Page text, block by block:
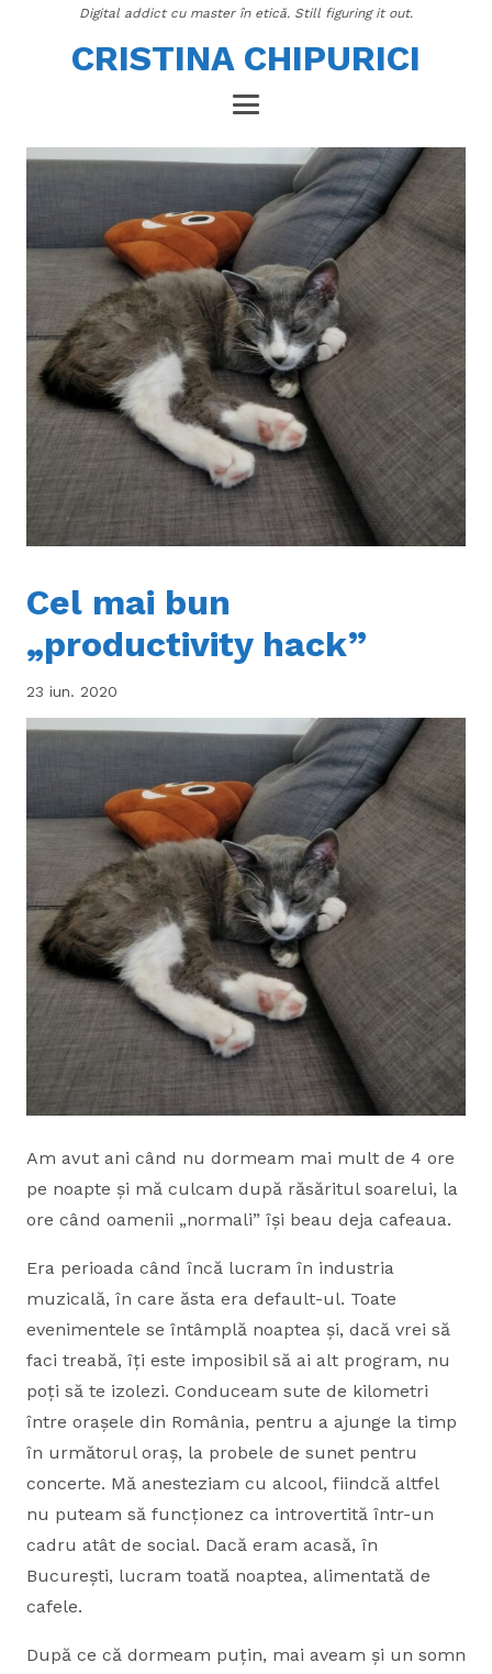
Digital addict cu master în etică. Still figuring it out.
CRISTINA CHIPURICI
Cel mai bun
„productivity hack”
23 iun. 2020
Am avut ani când nu dormeam mai mult de 4 ore
pe noapte și mă culcam după răsăritul soarelui, la
ore când oamenii „normali” își beau deja cafeaua.
Era perioada când încă lucram în industria
muzicală, în care ăsta era default-ul. Toate
evenimentele se întâmplă noaptea și, dacă vrei să
faci treabă, îți este imposibil să ai alt program, nu
poți să te izolezi. Conduceam sute de kilometri
între orașele din România, pentru a ajunge la timp
în următorul oraș, la probele de sunet pentru
concerte. Mă anesteziam cu alcool, fiindcă altfel
nu puteam să funcționez ca introvertită într-un
cadru atât de social. Dacă eram acasă, în
București, lucram toată noaptea, alimentată de
cafele.
După ce că dormeam puțin, mai aveam și un somn